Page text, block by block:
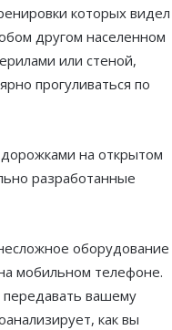
которых видел
другом населенном
или стеной,
прогуливаться по
на открытом
разработанные
оборудование
мобильном телефоне.
вашему
как вы